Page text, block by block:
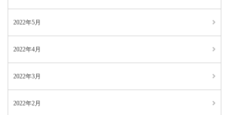
2022年5月
2022年4月
2022年3月
2022年2月